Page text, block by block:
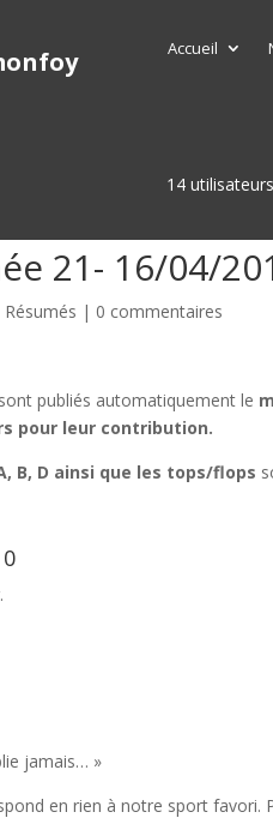
Accueil
14
21- 16/04/
Résumés | 0 commentaires
sont publiés automatiquement le
pour leur contribution.
B, D ainsi que les tops/flops
jamais… »
en rien à notre sport favori.